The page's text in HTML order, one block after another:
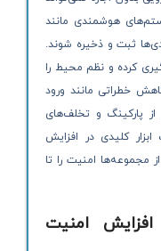
هوشمندی مانند
ثبت و ذخیره شوند.
کرده و نظم محیط را
خطراتی مانند ورود
از پارکینگ و تخلف‌های
کلیدی در افزایش
مجموعه‌ها امنیت را تا
امنیت